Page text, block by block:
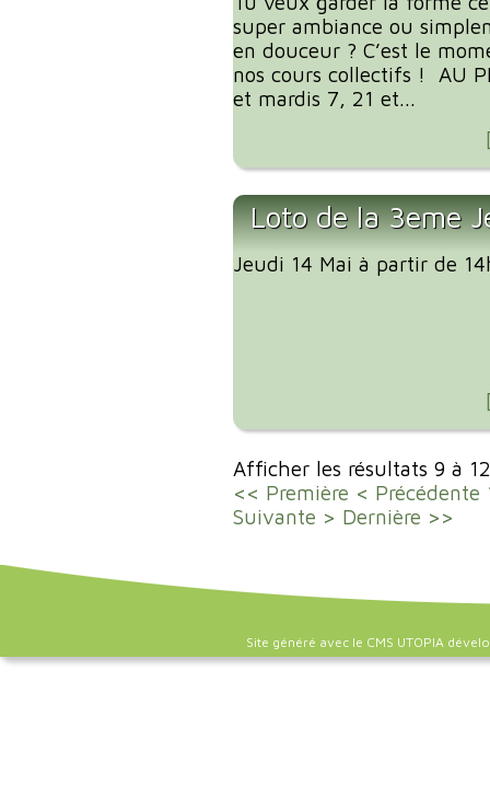
super ambiance ou
en douceur ? C’est le
nos cours collectifs ! AU
et mardis 7, 21 et...
Loto de la 3eme
Jeudi 14 Mai à partir de
Afficher les résultats 9 à
<< Première < Précédente
Suivante > Dernière >>
Site généré avec le CMS UTOPIA